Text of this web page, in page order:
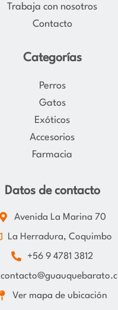
Trabaja con nosotros
Contacto
Categorías
Perros
Gatos
Exóticos
Accesorios
Farmacia
Datos de contacto
Avenida La Marina 70
La Herradura, Coquimbo
+56 9 4781 3812
contacto@guauquebarato.cl
Ver mapa de ubicación